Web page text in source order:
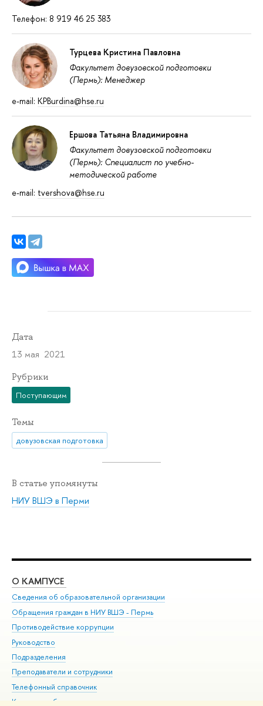
Телефон: 8 919 46 25 383
Турцева Кристина Павловна
Факультет довузовской подготовки
(Пермь): Менеджер
e-mail: KPBurdina@hse.ru
Ершова Татьяна Владимировна
Факультет довузовской подготовки
(Пермь): Специалист по учебно-
методической работе
e-mail: tvershova@hse.ru
Дата
13 мая 2021
Рубрики
Поступающим
Темы
довузовская подготовка
В статье упомянуты
НИУ ВШЭ в Перми
О КАМПУСЕ
Сведения об образовательной организации
Обращения граждан в НИУ ВШЭ - Пермь
Противодействие коррупции
Руководство
Подразделения
Преподаватели и сотрудники
Телефонный справочник
Корпуса и общежития